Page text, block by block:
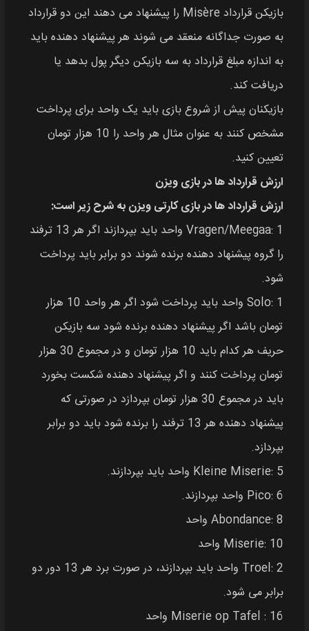
بازیکن قرارداد Misère را پیشنهاد می‌ دهند این دو قرارداد
به صورت جداگانه منعقد می‌ شوند هر پیشنهاد دهنده باید
به اندازه مبلغ قرارداد به سه بازیکن دیگر پول بدهد یا
دریافت کند.
بازیکنان پیش از شروع بازی باید یک واحد برای پرداخت
مشخص کنند به عنوان مثال هر واحد را 10 هزار تومان
تعیین کنید.
ارزش قرارداد ها در بازی ویزن
ارزش قرارداد ها در بازی کارتی ویزن به شرح زیر است:
Vragen/Meegaa: 1 واحد باید بپردازند اگر هر 13 ترفند
را گروه پیشنهاد دهنده برنده شوند دو برابر باید پرداخت
شود.
Solo: 1 واحد باید پرداخت شود اگر هر واحد 10 هزار
تومان باشد اگر پیشنهاد دهنده برنده شود سه بازیکن
حریف هر کدام باید 10 هزار تومان و در مجموع 30 هزار
تومان پرداخت کنند و اگر پیشنهاد دهنده شکست بخورد
باید در مجموع 30 هزار تومان بپردازد در صورتی که
پیشنهاد دهنده هر 13 ترفند را برنده شود باید دو برابر
بپردازد.
Kleine Miserie: 5 واحد باید بپردازند.
Pico: 6 واحد بپردازند.
Abondance: 8 واحد
Miserie: 10 واحد
Troel: 2 واحد باید بپردازند، در صورت برد هر 13 دور دو
برابر می‌ شود.
Miserie op Tafel : 16 واحد